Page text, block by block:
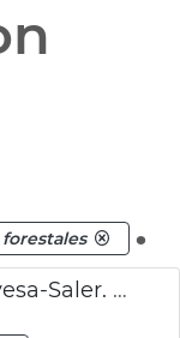
.
Dispositivo antiicendios Devesa-Saler. València